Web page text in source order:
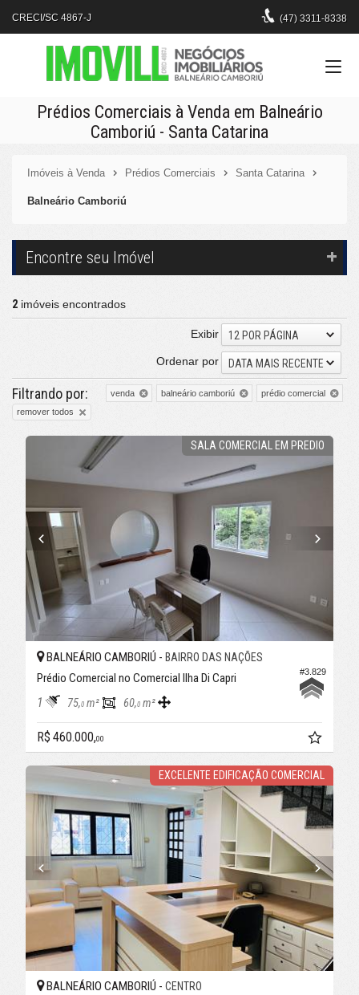
CRECI/SC 4867-J (47) 3311-8338
Prédios Comerciais à Venda em Balneário
Camboriú - Santa Catarina
Imóveis à Venda Prédios Comerciais Santa Catarina
Balneário Camboriú
Encontre seu Imóvel
2 imóveis encontrados
Exibir
12 POR PÁGINA
Ordenar por
DATA MAIS RECENTE
Filtrando por: venda balneário camboriú
prédio comercial
remover todos
SALA COMERCIAL EM PREDIO
#3.829
BALNEÁRIO CAMBORIÚ - BAIRRO DAS NAÇÕES
Prédio Comercial no Comercial Ilha Di Capri
1 75,0m² 60,0m²
R$ 460.000,00
EXCELENTE EDIFICAÇÃO COMERCIAL
BALNEÁRIO CAMBORIÚ - CENTRO